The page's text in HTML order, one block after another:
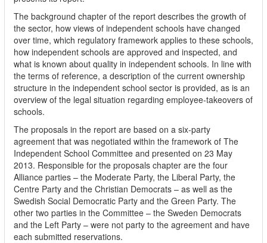
The background chapter of the report describes the growth of
the sector, how views of independent schools have changed
over time, which regulatory framework applies to these schools,
how independent schools are approved and inspected, and
what is known about quality in independent schools. In line with
the terms of reference, a description of the current ownership
structure in the independent school sector is provided, as is an
overview of the legal situation regarding employee-takeovers of
schools.
The proposals in the report are based on a six-party
agreement that was negotiated within the framework of The
Independent School Committee and presented on 23 May
2013. Responsible for the proposals chapter are the four
Alliance parties – the Moderate Party, the Liberal Party, the
Centre Party and the Christian Democrats – as well as the
Swedish Social Democratic Party and the Green Party. The
other two parties in the Committee – the Sweden Democrats
and the Left Party – were not party to the agreement and have
each submitted reservations.